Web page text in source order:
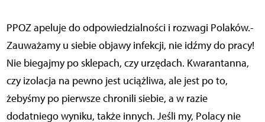
PPOZ apeluje do odpowiedzialności i rozwagi Polaków.-
Zauważamy u siebie objawy infekcji, nie idźmy do pracy!
Nie biegajmy po sklepach, czy urzędach. Kwarantanna,
czy izolacja na pewno jest uciążliwa, ale jest po to,
żebyśmy po pierwsze chronili siebie, a w razie
dodatniego wyniku, także innych. Jeśli my, Polacy nie